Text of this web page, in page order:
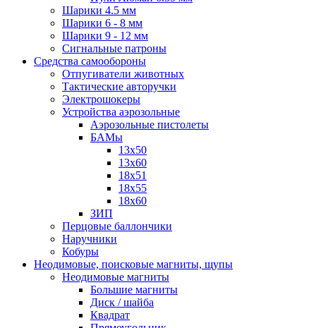
Шарики 4.5 мм
Шарики 6 - 8 мм
Шарики 9 - 12 мм
Сигнальные патроны
Средства самообороны
Отпугиватели животных
Тактические авторучки
Электрошокеры
Устройства аэрозольные
Аэрозольные пистолеты
БАМы
13х50
13х60
18х51
18х55
18х60
ЗИП
Перцовые баллончики
Наручники
Кобуры
Неодимовые, поисковые магниты, щупы
Неодимовые магниты
Большие магниты
Диск / шайба
Квадрат